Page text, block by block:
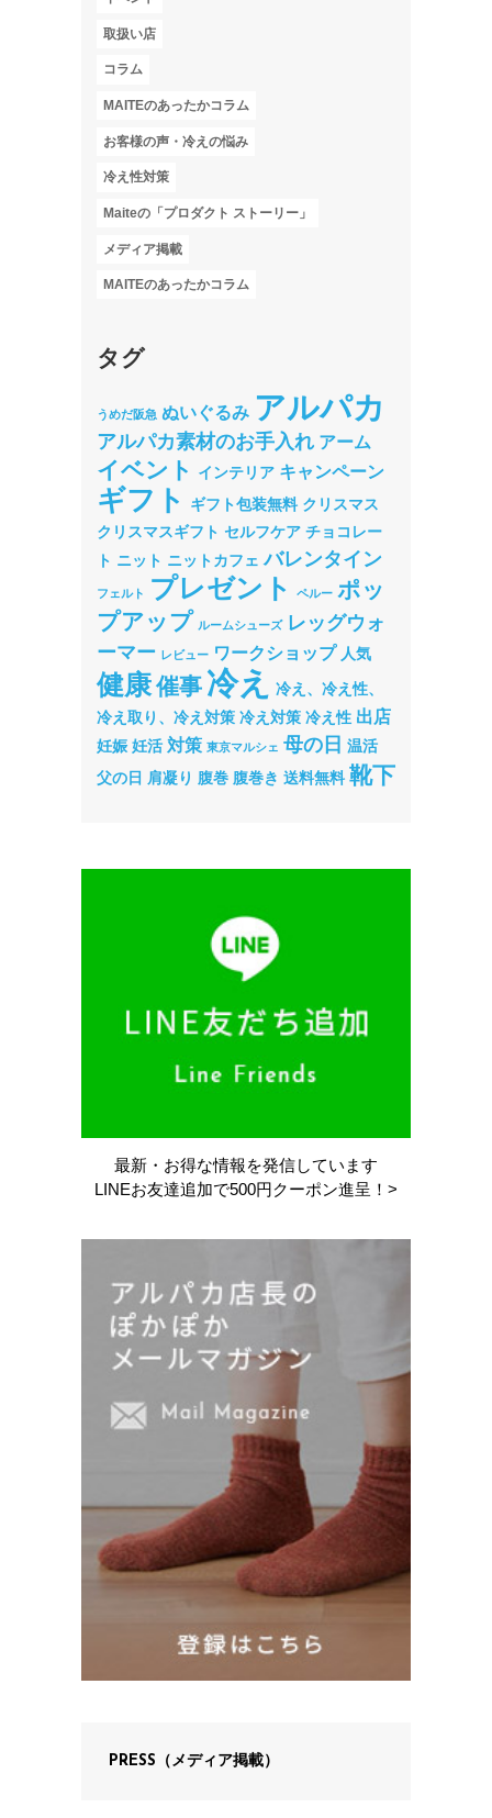
取扱い店
コラム
MAITEのあったかコラム
お客様の声・冷えの悩み
冷え性対策
Maiteの「プロダクト ストーリー」
メディア掲載
MAITEのあったかコラム
タグ
うめだ阪急 ぬいぐるみ アルパカ
アルパカ素材のお手入れ アーム
イベント インテリア キャンペーン
ギフト ギフト包装無料 クリスマス
クリスマスギフト セルフケア チョコレー
ト ニット ニットカフェ バレンタイン
フェルト プレゼント ペルー ポッ
プアップ ルームシューズ レッグウォ
ーマー レビュー ワークショップ 人気
健康催事 冷え
冷え、冷え性、
冷え取り、冷え対策 冷え対策 冷え性 出店
妊娠 妊活 対策 東京マルシェ 母の日 温活
父の日 肩凝り 腹巻 腹巻き 送料無料 靴下
最新・お得な情報を発信しています
LINEお友達追加で500円クーポン進呈！>
PRESS（メディア掲載）